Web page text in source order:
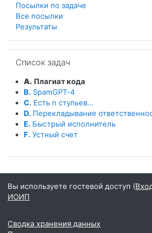
Посылки по задаче
Все посылки
Результаты
Список задач
A. Плагиат кода
B. SpamGPT-4
C. Есть n стульев...
D. Перекладывание
E. Быстрый исполнитель
F. Устный счет
Вы используете гостевой доступ (
ИОИП
Сводка хранения данных